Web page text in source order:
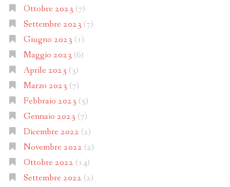
Ottobre 2023 (7)
Settembre 2023 (7)
Giugno 2023 (1)
Maggio 2023 (6)
Aprile 2023 (3)
Marzo 2023 (7)
Febbraio 2023 (5)
Gennaio 2023 (7)
Dicembre 2022 (2)
Novembre 2022 (2)
Ottobre 2022 (14)
Settembre 2022 (2)